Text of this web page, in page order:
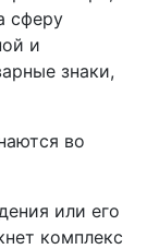
сферу
и
знаки,
во
или его
комплекс